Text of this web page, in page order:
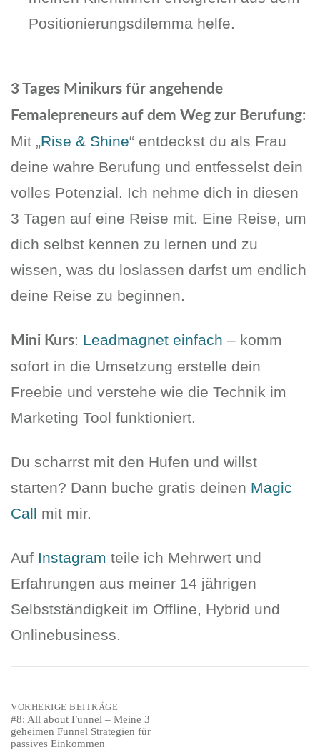
Positionierungsdilemma helfe.
3 Tages Minikurs für angehende
Femalepreneurs auf dem Weg zur Berufung:
Mit „Rise & Shine“ entdeckst du als Frau
deine wahre Berufung und entfesselst dein
volles Potenzial. Ich nehme dich in diesen
3 Tagen auf eine Reise mit. Eine Reise, um
dich selbst kennen zu lernen und zu
wissen, was du loslassen darfst um endlich
deine Reise zu beginnen.
Mini Kurs: Leadmagnet einfach – komm
sofort in die Umsetzung erstelle dein
Freebie und verstehe wie die Technik im
Marketing Tool funktioniert.
Du scharrst mit den Hufen und willst
starten? Dann buche gratis deinen Magic
Call mit mir.
Auf Instagram teile ich Mehrwert und
Erfahrungen aus meiner 14 jährigen
Selbstständigkeit im Offline, Hybrid und
Onlinebusiness.
Post
navigation
VORHERIGE BEITRÄGE
#8: All about Funnel – Meine 3
geheimen Funnel Strategien für
passives Einkommen